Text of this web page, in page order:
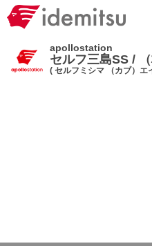
apollostation
セルフ三島SS /
( セルフミシマ （カブ）エ